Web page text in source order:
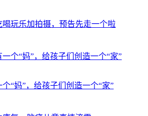
玩乐加拍摄，预告先走一个啦
“妈”，给孩子们创造一个“家”